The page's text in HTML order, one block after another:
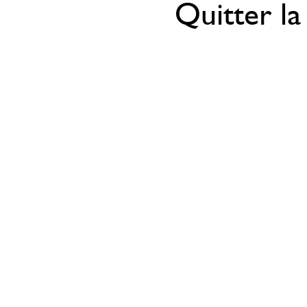
Quitter la